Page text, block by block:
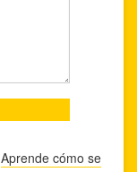
Aprende cómo se